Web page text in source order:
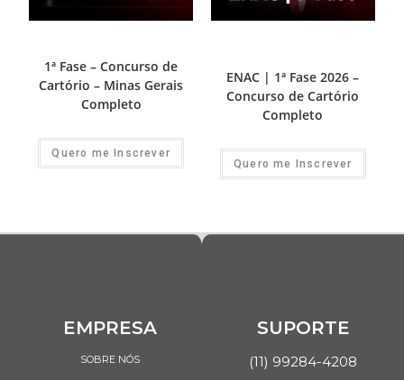
1ª Fase – Concurso de
Cartório – Minas Gerais
Completo
Quero me Inscrever
ENAC | 1ª Fase 2026 –
Concurso de Cartório
Completo
Quero me Inscrever
EMPRESA
SOBRE NÓS
SUPORTE
(11) 99284-4208